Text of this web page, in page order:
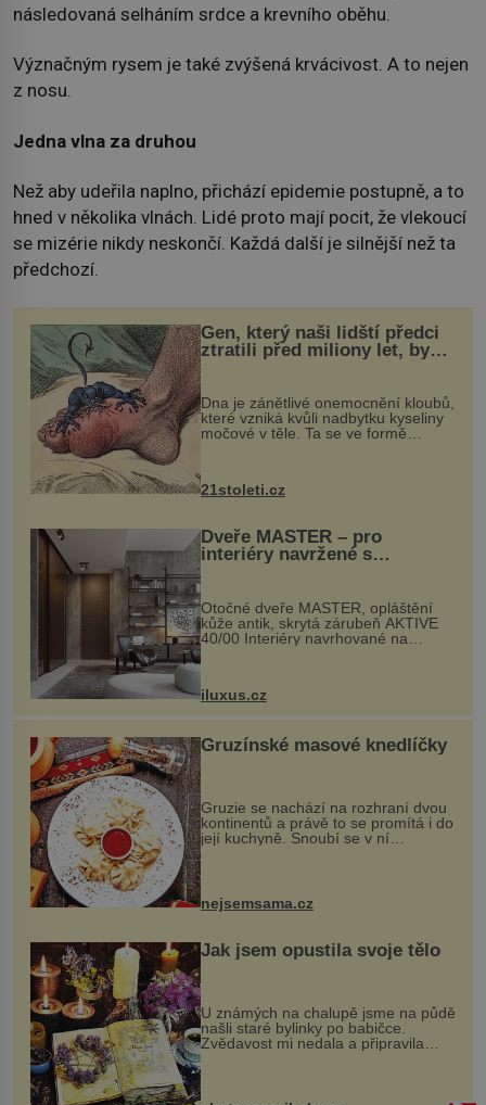
následovaná selháním srdce a krevního oběhu.
Význačným rysem je také zvýšená krvácivost. A to nejen
z nosu.
Jedna vlna za druhou
Než aby udeřila naplno, přichází epidemie postupně, a to
hned v několika vlnách. Lidé proto mají pocit, že vlekoucí
se mizérie nikdy neskončí. Každá další je silnější než ta
předchozí.
Gen, který naši lidští předci
ztratili před miliony let, by
mohl pomoci s léčbou
„nemoci králů“
Dna je zánětlivé onemocnění kloubů,
které vzniká kvůli nadbytku kyseliny
močové v těle. Ta se ve formě
nohou, a způsobuje bole...
21stoleti.cz
Dveře MASTER – pro
interiéry navržené s
rozumem i vášní!
Otočné dveře MASTER, opláštění
kůže antik, skrytá zárubeň AKTIVE
40/00 Interiéry navrhované na
zakázku často vyžadují atypické
rozměry nejen nábytku, ale i
dnes umož...
iluxus.cz
Gruzínské masové knedlíčky
Gruzie se nachází na rozhraní dvou
kontinentů a právě to se promítá i do
její kuchyně. Snoubí se v ní
evropské a asijské chutě a díky tomu
pokrmy, které rozhodně st...
nejsemsama.cz
Jak jsem opustila svoje tělo
U známých na chalupě jsme na půdě
našli staré bylinky po babičce.
Zvědavost mi nedala a připravila
jsem si z nich lektvar… Zimní pobyt
na chalupě se pro mě vlastní vinou
změnil v děsivý zážitek, na kt...